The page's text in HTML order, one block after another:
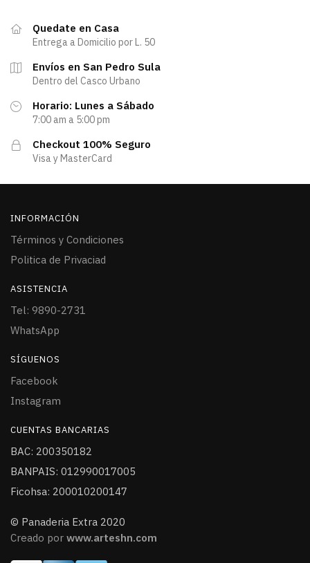
Quedate en Casa
Entrega a Domicilio por L. 50
Envíos en San Pedro Sula
Dentro del Casco Urbano
Horario: Lunes a Sábado
7:00 am a 5:00 pm
Checkout 100% Seguro
Visa y MasterCard
INFORMACIÓN
Términos y Condiciones
Politica de Privaciad
ASISTENCIA
Tel: 9890-2731
WhatsApp
SÍGUENOS
Facebook
Instagram
CUENTAS BANCARIAS
BAC: 200350182
BANPAIS: 012990017005
Ficohsa: 200010200147
© Panaderia Extra 2020
Creado por www.arteshn.com